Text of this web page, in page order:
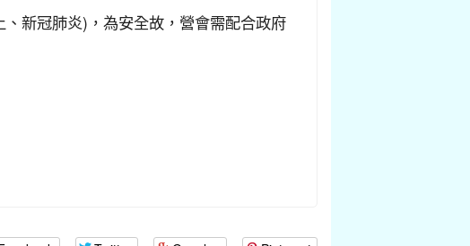
新冠肺炎)，為安全故，營會需配合政府